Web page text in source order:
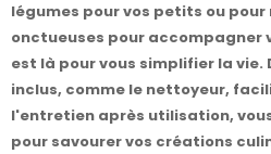
légumes pour vos petits ou
onctueuses pour accompagner
est là pour vous simplifier la vie.
inclus, comme le nettoyeur,
l'entretien après utilisation,
pour savourer vos créations